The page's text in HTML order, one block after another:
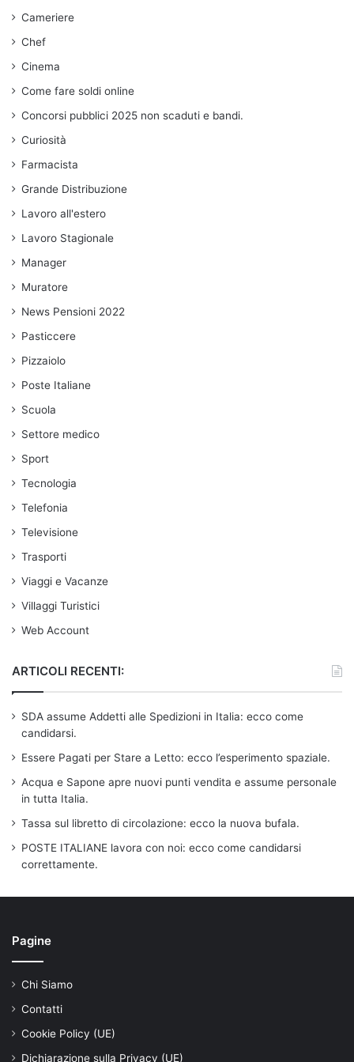
Cameriere
Chef
Cinema
Come fare soldi online
Concorsi pubblici 2025 non scaduti e bandi.
Curiosità
Farmacista
Grande Distribuzione
Lavoro all'estero
Lavoro Stagionale
Manager
Muratore
News Pensioni 2022
Pasticcere
Pizzaiolo
Poste Italiane
Scuola
Settore medico
Sport
Tecnologia
Telefonia
Televisione
Trasporti
Viaggi e Vacanze
Villaggi Turistici
Web Account
ARTICOLI RECENTI:
SDA assume Addetti alle Spedizioni in Italia: ecco come
candidarsi.
Essere Pagati per Stare a Letto: ecco l’esperimento spaziale.
Acqua e Sapone apre nuovi punti vendita e assume personale
in tutta Italia.
Tassa sul libretto di circolazione: ecco la nuova bufala.
POSTE ITALIANE lavora con noi: ecco come candidarsi
correttamente.
Pagine
Chi Siamo
Contatti
Cookie Policy (UE)
Dichiarazione sulla Privacy (UE)